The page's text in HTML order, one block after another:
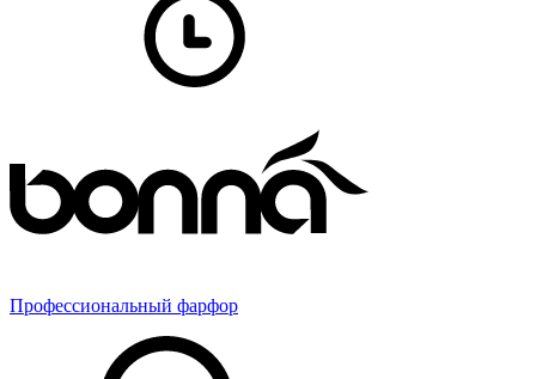
Профессиональный фарфор